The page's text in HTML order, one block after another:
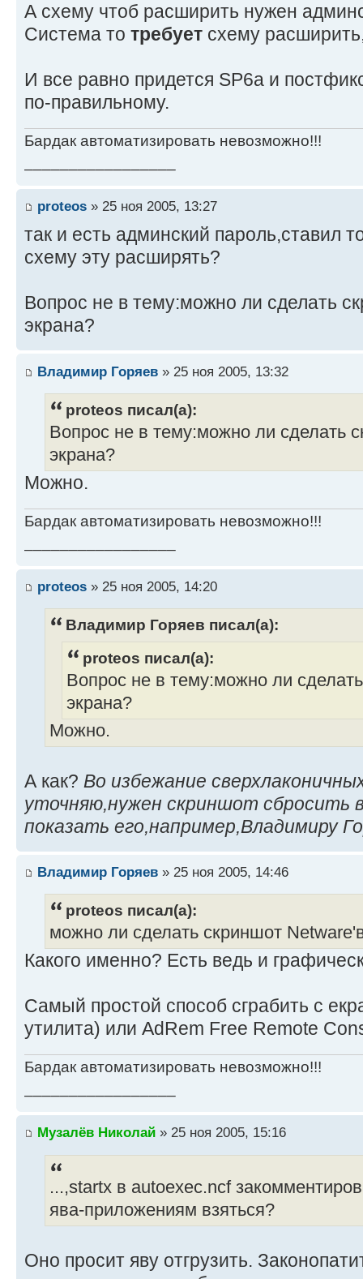
А схему чтоб расширить нужен
Система то требует схему
И все равно придется SP6a и
по-правильному.
Бардак автоматизировать невозможно!!!
proteos » 25 ноя 2005, 13:27
так и есть админский пароль,ставил
схему эту расширять?
Вопрос не в тему:можно ли сделать
экрана?
Владимир Горяев » 25 ноя 2005, 13:32
proteos писал(а):
Вопрос не в тему:можно ли сделать
экрана?
Можно.
Бардак автоматизировать невозможно!!!
proteos » 25 ноя 2005, 14:20
Владимир Горяев писал(а):
proteos писал(а):
Вопрос не в тему:можно ли
экрана?
Можно.
А как? Во избежание
уточняю,нужен скриншот
показать его,например,Владимиру
Владимир Горяев » 25 ноя 2005, 14:46
proteos писал(а):
можно ли сделать скриншот
Какого именно? Есть ведь и
Самый простой способ сграбить с
утилита) или AdRem Free Remote
Бардак автоматизировать невозможно!!!
Музалёв Николай » 25 ноя 2005, 15:16
...,startx в autoexec.ncf
ява-приложениям взяться?
Оно просит яву отгрузить.